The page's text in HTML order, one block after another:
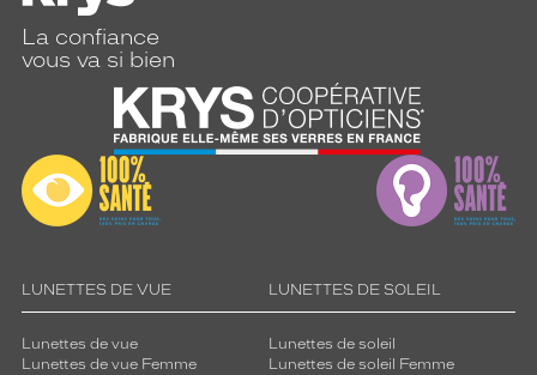
La confiance
vous va si bien
LUNETTES DE VUE
Lunettes de vue
Lunettes de vue Femme
LUNETTES DE SOLEIL
Lunettes de soleil
Lunettes de soleil Femme